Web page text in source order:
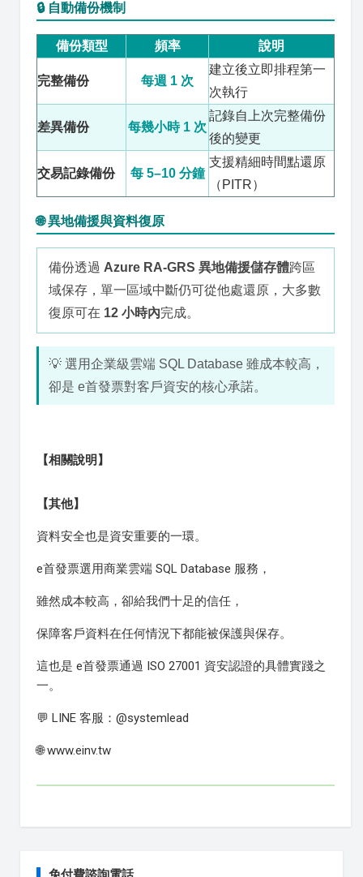
🔒 自動備份機制
備份類型 頻率 說明
完整備份 每週 1 次
建立後立即排程第一
次執行
差異備份 每幾小時 1 次
記錄自上次完整備份
後的變更
交易記錄備份 每 5–10 分鐘
支援精細時間點還原
（PITR）
🌐 異地備援與資料復原
備份透過 Azure RA-GRS 異地備援儲存體跨區
域保存，單一區域中斷仍可從他處還原，大多數
復原可在 12 小時內完成。
💡 選用企業級雲端 SQL Database 雖成本較高，
卻是 e首發票對客戶資安的核心承諾。
【相關說明】
【其他】
資料安全也是資安重要的一環。
e首發票選用商業雲端 SQL Database 服務，
雖然成本較高，卻給我們十足的信任，
保障客戶資料在任何情況下都能被保護與保存。
這也是 e首發票通過 ISO 27001 資安認證的具體實踐之
一。
💬 LINE 客服：@systemlead
🌐 www.einv.tw